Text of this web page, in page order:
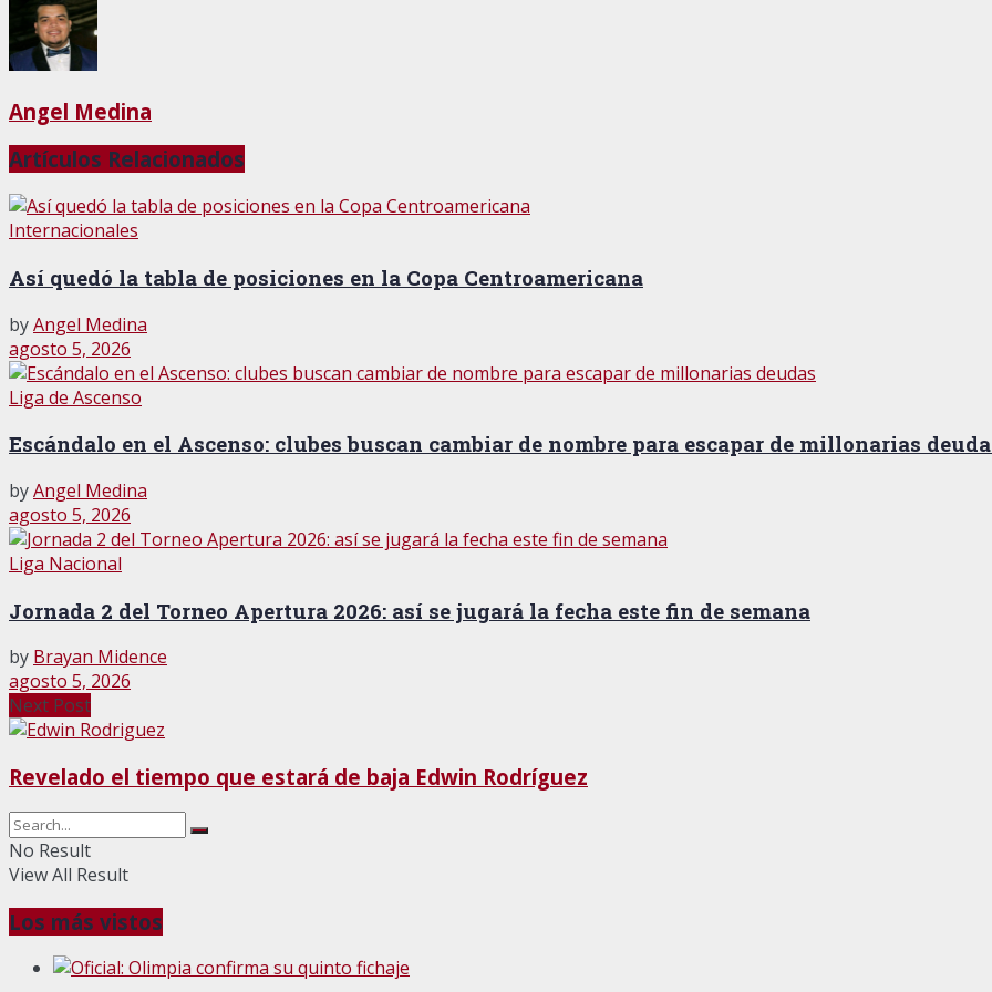
Angel Medina
Artículos Relacionados
Internacionales
Así quedó la tabla de posiciones en la Copa Centroamericana
byAngel Medina
agosto 5, 2026
Liga de Ascenso
Escándalo en el Ascenso: clubes buscan cambiar de nombre para escapar de millonarias
byAngel Medina
agosto 5, 2026
Liga Nacional
Jornada 2 del Torneo Apertura 2026: así se jugará la fecha este fin de semana
by Brayan Midence
agosto 5, 2026
Next Post
Revelado el tiempo que estará de baja Edwin Rodríguez
No Result
View All Result
Los más vistos